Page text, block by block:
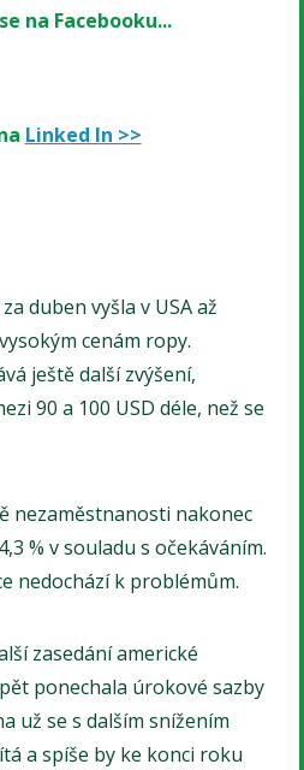
na Facebooku...
Linked In >>
duben vyšla v USA až
cenám ropy.
ještě další zvýšení,
90 a 100 USD déle, než se
nezaměstnanosti nakonec
% v souladu s očekáváním.
nedochází k problémům.
zasedání americké
ponechala úrokové sazby
už se s dalším snížením
a spíše by ke konci roku